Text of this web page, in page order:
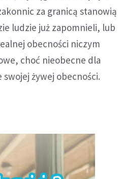
za granicą stanowią
ludzie już zapomnieli, lub
obecności niczym
choć nieobecne dla
żywej obecności.